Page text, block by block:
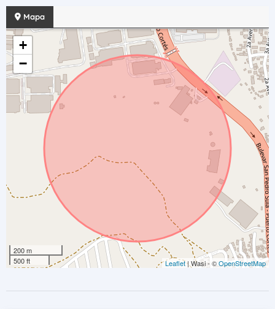
Mapa
+
−
200 m
500 ft
Leaflet| Wasi - ©OpenStreetMap